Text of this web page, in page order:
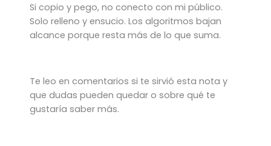
Si copio y pego, no conecto con mi público.
Solo relleno y ensucio. Los algoritmos bajan
alcance porque resta más de lo que suma.
Te leo en comentarios si te sirvió esta nota y
que dudas pueden quedar o sobre qué te
gustaría saber más.